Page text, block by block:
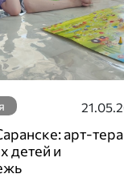
арт-
детей и